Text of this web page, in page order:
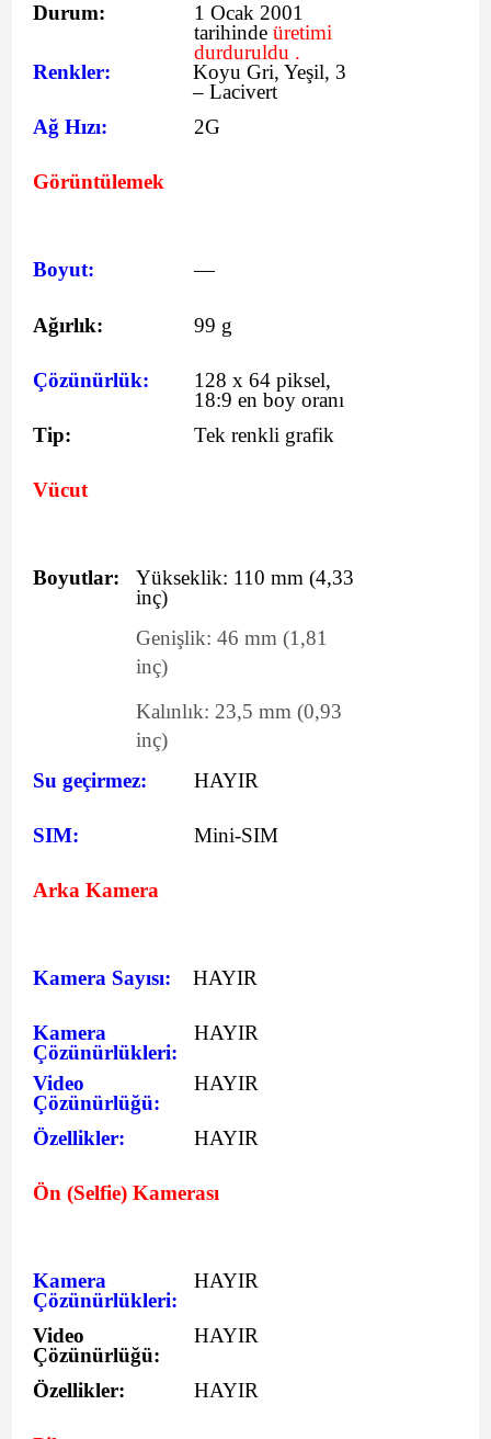
Durum:
1 Ocak 2001
tarihinde üretimi
durduruldu .
Renkler:
Koyu Gri, Yeşil, 3
– Lacivert
Ağ Hızı:
2G
Görüntülemek
Boyut: —
Ağırlık: 99 g
Çözünürlük:
128 x 64 piksel,
18:9 en boy oranı
Tip:
Tek renkli grafik
Vücut
Boyutlar: Yükseklik: 110 mm (4,33
inç)
Genişlik: 46 mm (1,81
inç)
Kalınlık: 23,5 mm (0,93
inç)
Su geçirmez:
HAYIR
SIM: Mini-SIM
Arka Kamera
Kamera Sayısı: HAYIR
Kamera
Çözünürlükleri:
HAYIR
Video
Çözünürlüğü:
HAYIR
Özellikler: HAYIR
Ön (Selfie) Kamerası
Kamera
Çözünürlükleri:
HAYIR
Video
Çözünürlüğü:
HAYIR
Özellikler: HAYIR